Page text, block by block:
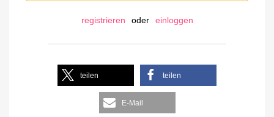
registrieren oder einloggen
teilen teilen
E-Mail